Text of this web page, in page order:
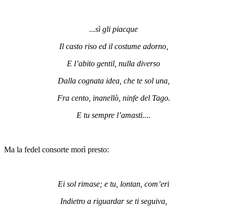
...sì gli piacque
Il casto riso ed il costume adorno,
E l’abito gentil, nulla diverso
Dalla cognata idea, che te sol una,
Fra cento, inanellò, ninfe del Tago.
E tu sempre l’amasti....
Ma la fedel consorte morì presto:
Ei sol rimase; e tu, lontan, com’eri
Indietro a riguardar se ti seguiva,